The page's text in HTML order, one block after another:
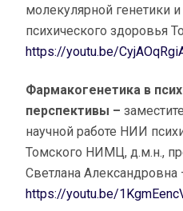
молекулярной генетики
психического здоровья
https://youtu.be/
Фармакогенетика в
перспективы –
научной работе НИИ
Томского НИМЦ, д.м.н.,
Светлана Александровна
https://youtu.be/